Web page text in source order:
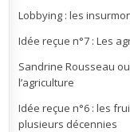
Lobbying : les
Idée reçue n°7 : Les
Sandrine Rousseau
l’agriculture
Idée reçue n°6 : les
plusieurs décennies